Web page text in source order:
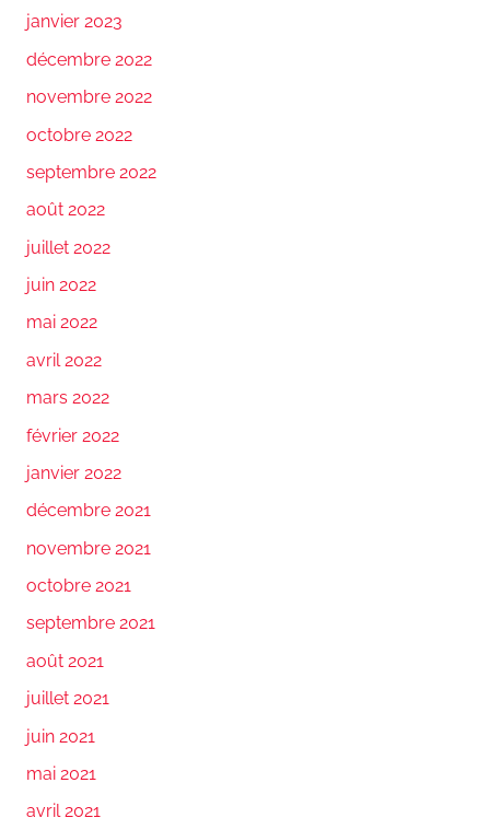
janvier 2023
décembre 2022
novembre 2022
octobre 2022
septembre 2022
août 2022
juillet 2022
juin 2022
mai 2022
avril 2022
mars 2022
février 2022
janvier 2022
décembre 2021
novembre 2021
octobre 2021
septembre 2021
août 2021
juillet 2021
juin 2021
mai 2021
avril 2021